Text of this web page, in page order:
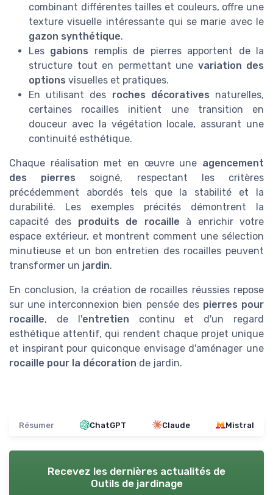
combinant différentes tailles et couleurs, offre une
texture visuelle intéressante qui se marie avec le
gazon synthétique.
Les gabions remplis de pierres apportent de la
structure tout en permettant une variation des
options visuelles et pratiques.
En utilisant des roches décoratives naturelles,
certaines rocailles initient une transition en
douceur avec la végétation locale, assurant une
continuité esthétique.
Chaque réalisation met en œuvre une agencement
des pierres soigné, respectant les critères
précédemment abordés tels que la stabilité et la
durabilité. Les exemples précités démontrent la
capacité des produits de rocaille à enrichir votre
espace extérieur, et montrent comment une sélection
minutieuse et un bon entretien des rocailles peuvent
transformer un jardin.
En conclusion, la création de rocailles réussies repose
sur une interconnexion bien pensée des pierres pour
rocaille, de l'entretien continu et d'un regard
esthétique attentif, qui rendent chaque projet unique
et inspirant pour quiconque envisage d'aménager une
rocaille pour la décoration de jardin.
Résumer ChatGPT Claude Mistral
Recevez les dernières actualités de
Outils de jardinage